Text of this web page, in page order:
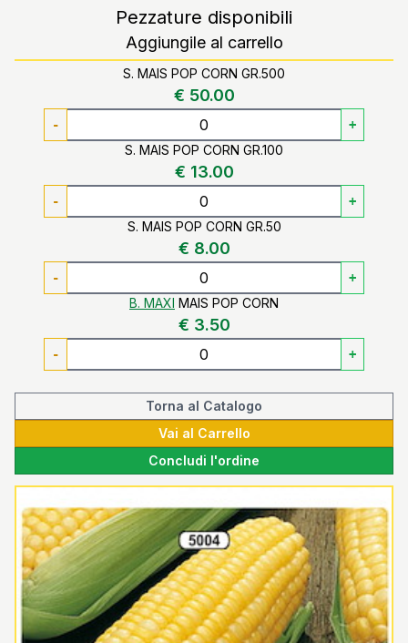
Pezzature disponibili
Aggiungile al carrello
S. MAIS POP CORN GR.500
€ 50.00
- +
S. MAIS POP CORN GR.100
€ 13.00
- +
S. MAIS POP CORN GR.50
€ 8.00
- +
B. MAXI MAIS POP CORN
€ 3.50
- +
Torna al Catalogo
Vai al Carrello
Concludi l'ordine